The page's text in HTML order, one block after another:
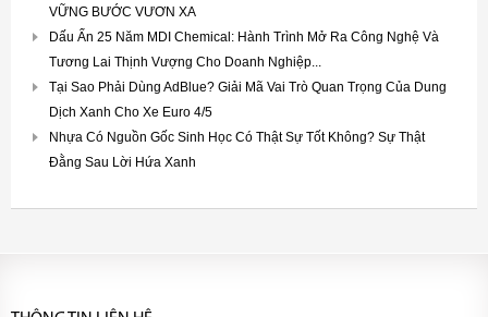
VỮNG BƯỚC VƯƠN XA
Dấu Ấn 25 Năm MDI Chemical: Hành Trình Mở Ra Công Nghệ Và
Tương Lai Thịnh Vượng Cho Doanh Nghiệp...
Tại Sao Phải Dùng AdBlue? Giải Mã Vai Trò Quan Trọng Của Dung
Dịch Xanh Cho Xe Euro 4/5
Nhựa Có Nguồn Gốc Sinh Học Có Thật Sự Tốt Không? Sự Thật
Đằng Sau Lời Hứa Xanh